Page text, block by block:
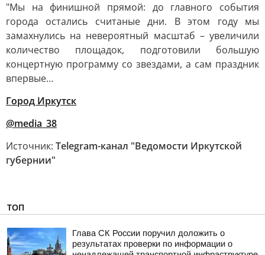
"Мы на финишной прямой: до главного события
города остались считаные дни. В этом году мы
замахнулись на невероятный масштаб – увеличили
количество площадок, подготовили большую
концертную программу со звездами, а сам праздник
впервые…
Город Иркутск
@media_38
Источник: Telegram-канал "Ведомости Иркутской
губернии"
ТОП
Глава СК России поручил доложить о
результатах проверки по информации о